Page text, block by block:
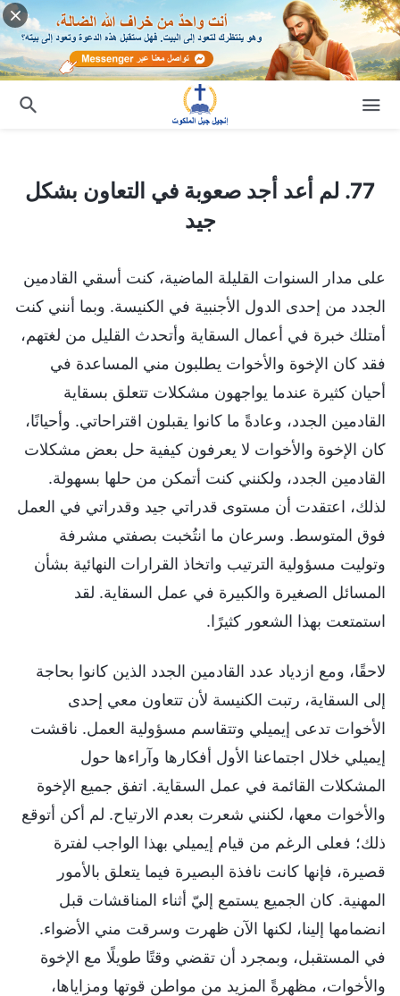
77. لم أعد أجد صعوبة في التعاون بشكل
جيد
على مدار السنوات القليلة الماضية، كنت أسقي القادمين
الجدد من إحدى الدول الأجنبية في الكنيسة. وبما أنني كنت
أمتلك خبرة في أعمال السقاية وأتحدث القليل من لغتهم،
فقد كان الإخوة والأخوات يطلبون مني المساعدة في
أحيان كثيرة عندما يواجهون مشكلات تتعلق بسقاية
القادمين الجدد، وعادةً ما كانوا يقبلون اقتراحاتي. وأحيانًا،
كان الإخوة والأخوات لا يعرفون كيفية حل بعض مشكلات
القادمين الجدد، ولكنني كنت أتمكن من حلها بسهولة.
لذلك، اعتقدت أن مستوى قدراتي جيد وقدراتي في العمل
فوق المتوسط. وسرعان ما انتُخبت بصفتي مشرفة
وتوليت مسؤولية الترتيب واتخاذ القرارات النهائية بشأن
المسائل الصغيرة والكبيرة في عمل السقاية. لقد
استمتعت بهذا الشعور كثيرًا.
لاحقًا، ومع ازدياد عدد القادمين الجدد الذين كانوا بحاجة
إلى السقاية، رتبت الكنيسة لأن تتعاون معي إحدى
الأخوات تدعى إيميلي وتتقاسم مسؤولية العمل. ناقشت
إيميلي خلال اجتماعنا الأول أفكارها وآراءها حول
المشكلات القائمة في عمل السقاية. اتفق جميع الإخوة
والأخوات معها، لكنني شعرت بعدم الارتياح. لم أكن أتوقع
ذلك؛ فعلى الرغم من قيام إيميلي بهذا الواجب لفترة
قصيرة، فإنها كانت نافذة البصيرة فيما يتعلق بالأمور
المهنية. كان الجميع يستمع إليّ أثناء المناقشات قبل
انضمامها إلينا، لكنها الآن ظهرت وسرقت مني الأضواء.
في المستقبل، وبمجرد أن تقضي وقتًا طويلًا مع الإخوة
والأخوات، مظهِرةً المزيد من مواطن قوتها ومزاياها،